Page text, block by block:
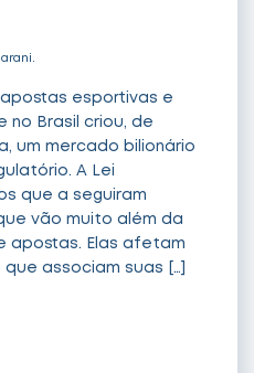
esportivas e
no Brasil criou, de
um mercado bilionário
A Lei
que a seguiram
vão muito além da
apostas. Elas afetam
associam suas […]